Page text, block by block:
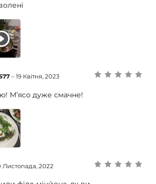
– 19 Квітня, 2023
Мʼясо дуже смачне!
Листопада, 2022